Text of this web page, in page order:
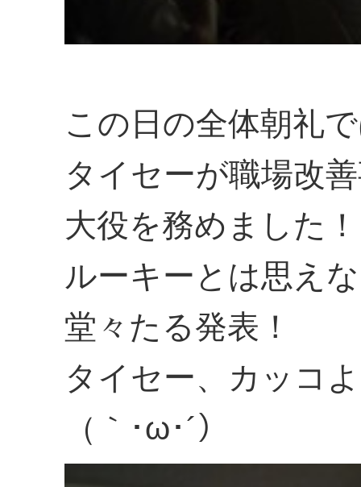
この日の全体朝礼
タイセーが職場改
大役を務めました！
ルーキーとは思え
堂々たる発表！
タイセー、カッコ
（｀･ω･´）